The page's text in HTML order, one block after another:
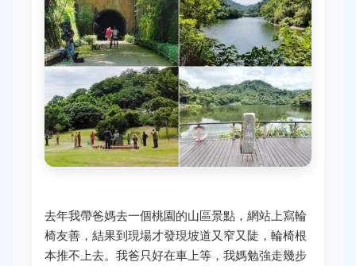
去年我帶爸媽去一個桃園的山區景點，網站上寫輪
椅友善，結果到現場才發現坡道又窄又陡，輪椅根
本推不上去。我爸只好在車上等，我媽勉強走幾步